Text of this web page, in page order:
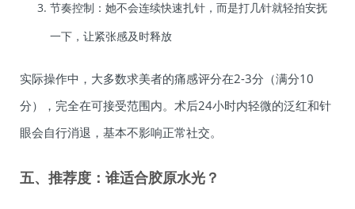
节奏控制：她不会连续快速扎针，而是打几针就轻拍安抚
一下，让紧张感及时释放
实际操作中，大多数求美者的痛感评分在2-3分（满分10
分），完全在可接受范围内。术后24小时内轻微的泛红和针
眼会自行消退，基本不影响正常社交。
五、推荐度：谁适合胶原水光？